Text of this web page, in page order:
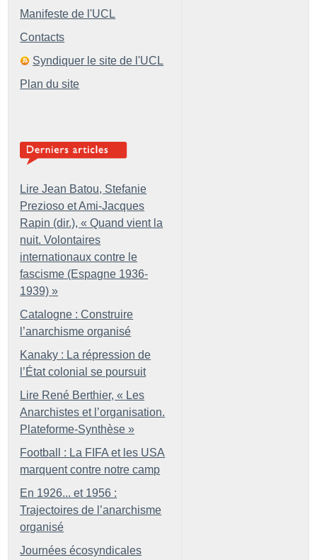
Manifeste de l'UCL
Contacts
Syndiquer le site de l'UCL
Plan du site
Lire Jean Batou, Stefanie
Prezioso et Ami-Jacques
Rapin (dir.), « Quand vient la
nuit. Volontaires
internationaux contre le
fascisme (Espagne 1936-
1939) »
Catalogne : Construire
l’anarchisme organisé
Kanaky : La répression de
l’État colonial se poursuit
Lire René Berthier, « Les
Anarchistes et l’organisation.
Plateforme-Synthèse »
Football : La FIFA et les USA
marquent contre notre camp
En 1926... et 1956 :
Trajectoires de l’anarchisme
organisé
Journées écosyndicales